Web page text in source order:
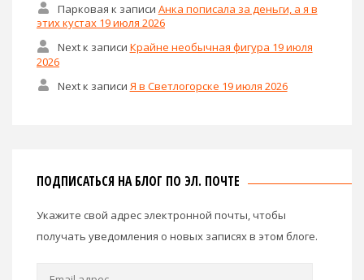
Парковая к записи Анка пописала за деньги, а я в
этих кустах 19 июля 2026
Nextк записи Крайне необычная фигура 19 июля
2026
Nextк записи Я в Светлогорске 19 июля 2026
ПОДПИСАТЬСЯ НА БЛОГ ПО ЭЛ. ПОЧТЕ
Укажите свой адрес электронной почты, чтобы
получать уведомления о новых записях в этом блоге.
Email